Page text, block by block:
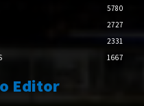
5780
2727
2331
1667
Editor